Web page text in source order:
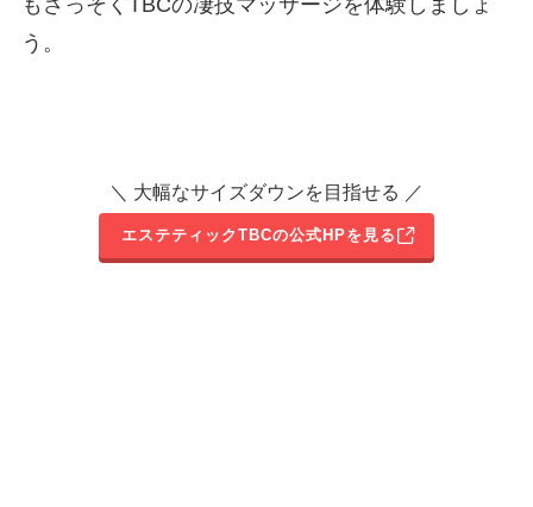
う。
＼ 大幅なサイズダウンを目指せる ／
エステティックTBCの公式HPを見る